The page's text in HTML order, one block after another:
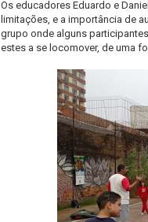
Os educadores Eduardo e
limitações, e a importância de
grupo onde alguns
estes a se locomover, de uma